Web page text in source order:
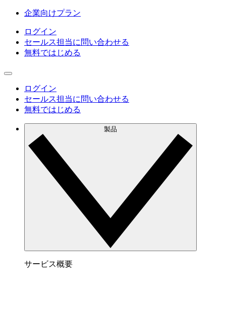
企業向けプラン
ログイン
セールス担当に問い合わせる
無料ではじめる
ログイン
セールス担当に問い合わせる
無料ではじめる
製品
サービス概要